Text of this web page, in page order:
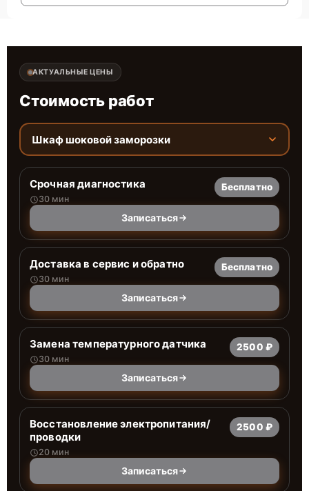
АКТУАЛЬНЫЕ ЦЕНЫ
Стоимость работ
Шкаф шоковой заморозки
Срочная диагностика
30 мин
Бесплатно
Записаться
Доставка в сервис и обратно
30 мин
Бесплатно
Записаться
Замена температурного датчика
30 мин
2500 ₽
Записаться
Восстановление электропитания/
проводки
20 мин
2500 ₽
Записаться